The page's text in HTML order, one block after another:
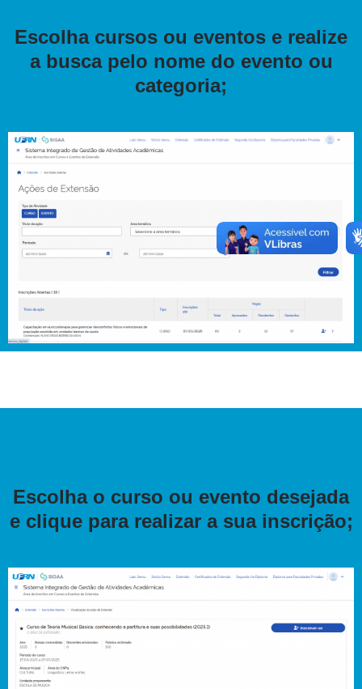
Escolha cursos ou eventos e realize
a busca pelo nome do evento ou
categoria;
Escolha o curso ou evento desejada
e clique para realizar a sua inscrição;